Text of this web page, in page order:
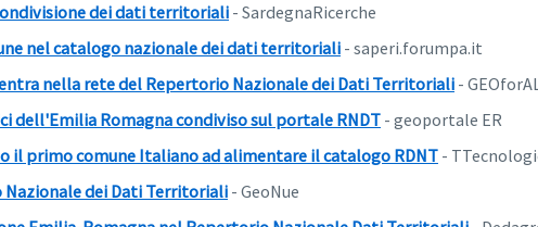
dei dati territoriali - SardegnaRicerche
nel catalogo nazionale dei dati territoriali - saperi.forumpa.it
nella rete del Repertorio Nazionale dei Dati Territoriali -
dell'Emilia Romagna condiviso sul portale RNDT - geoportale ER
il primo comune Italiano ad alimentare il catalogo RDNT -
Nazionale dei Dati Territoriali- GeoNue